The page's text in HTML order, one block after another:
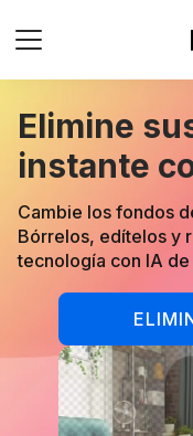
Elimine
instante
Cambie los fondos
Bórrelos, edítelos y
tecnología con IA de